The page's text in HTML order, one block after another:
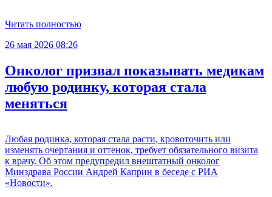
Читать полностью
26 мая 2026 08:26
Онколог призвал показывать медикам
любую родинку, которая стала
меняться
Любая родинка, которая стала расти, кровоточить или
изменять очертания и оттенок, требует обязательного визита
к врачу. Об этом предупредил внештатный онколог
Минздрава России Андрей Каприн в беседе с РИА
«Новости».